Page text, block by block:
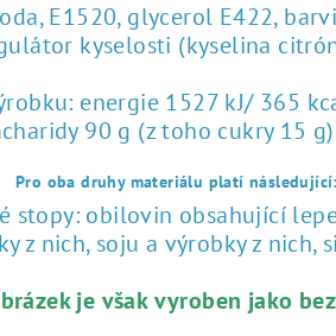
E1520, glycerol E422,
kyselosti (kyselina
energie 1527 kJ/ 365
90 g (z toho cukry 15
Pro oba druhy materiálu platí následující:
stopy: obilovin obsahující
z nich, soju a výrobky z nich,
je však vyroben jako